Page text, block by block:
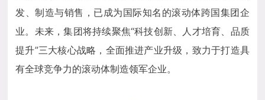
发、制造与销售，已成为国际知名的滚动体跨国集团企
业。未来，集团将持续聚焦“科技创新、人才培育、品质
提升”三大核心战略，全面推进产业升级，致力于打造具
有全球竞争力的滚动体制造领军企业。